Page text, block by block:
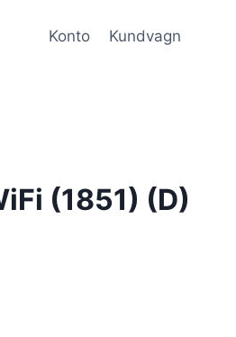
Konto Kundvagn
(1851) (D)